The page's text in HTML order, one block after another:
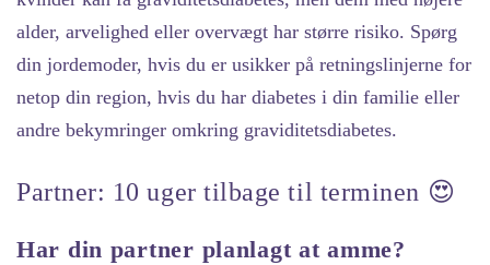
alder, arvelighed eller overvægt har større risiko. Spørg
din jordemoder, hvis du er usikker på retningslinjerne for
netop din region, hvis du har diabetes i din familie eller
andre bekymringer omkring graviditetsdiabetes.
Partner: 10 uger tilbage til terminen 😍
Har din partner planlagt at amme?